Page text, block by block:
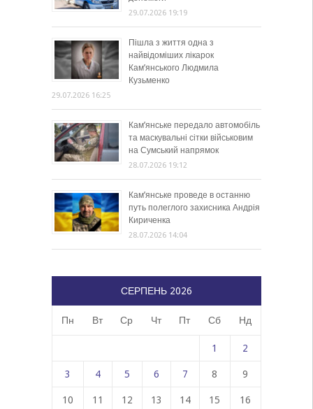
29.07.2026 19:19
Пішла з життя одна з
найвідоміших лікарок
Кам’янського Людмила
Кузьменко
29.07.2026 16:25
Кам’янське передало автомобіль
та маскувальні сітки військовим
на Сумський напрямок
28.07.2026 19:12
Кам’янське проведе в останню
путь полеглого захисника Андрія
Кириченка
28.07.2026 14:04
СЕРПЕНЬ 2026
Пн Вт Ср Чт Пт Сб Нд
1 2
3 4 5 6 7 8 9
10 11 12 13 14 15 16